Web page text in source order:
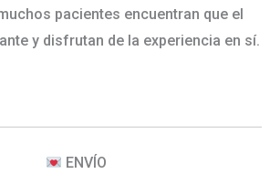
pacientes encuentran que el
y disfrutan de la experiencia en sí.
ENVÍO